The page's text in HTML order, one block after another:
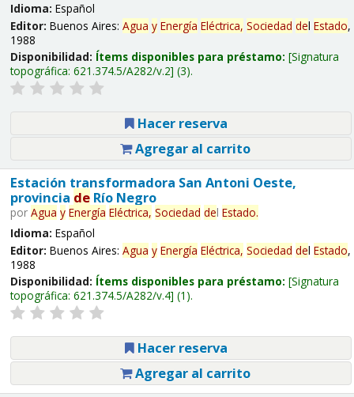
Idioma: Español
Editor: Buenos Aires: Agua y Energía Eléctrica, Sociedad del Estado,
1988
Disponibilidad: Ítems disponibles para préstamo: Signatura
topográfica: 621.374.5/A282/v.2 (3).
Hacer reserva
Agregar al carrito
Estación transformadora San Antoni Oeste,
provincia deRío Negro
por Agua y Energía Eléctrica, Sociedad del Estado.
Idioma: Español
Editor: Buenos Aires: Agua y Energía Eléctrica, Sociedad del Estado,
1988
Disponibilidad: Ítems disponibles para préstamo: Signatura
topográfica: 621.374.5/A282/v.4 (1).
Hacer reserva
Agregar al carrito